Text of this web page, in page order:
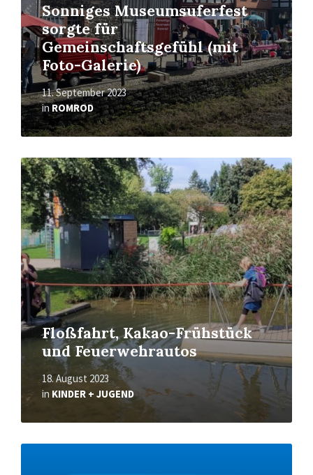
Sonniges Museumsuferfest
sorgte für
Gemeinschaftsgefühl (mit
Foto-Galerie)
11. September 2023
inROMROD
Floßfahrt, Kakao-Frühstück
und Feuerwehrautos
18. August 2023
in KINDER + JUGEND
Read
More
Read